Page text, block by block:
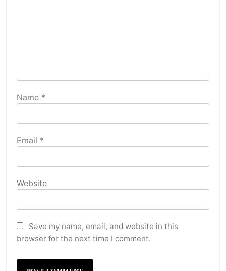
Name *
Email *
Website
Save my name, email, and website in this
browser for the next time I comment.